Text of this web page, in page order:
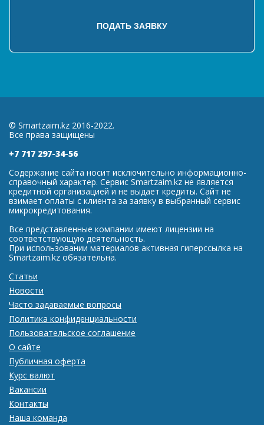
© Smartzaim.kz 2016-2022.
Все права защищены
+7 717 297-34-56
Содержание сайта носит исключительно информационно-
справочный характер. Сервис Smartzaim.kz не является
кредитной организацией и не выдает кредиты. Сайт не
взимает оплаты с клиента за заявку в выбранный сервис
микрокредитования.
Все представленные компании имеют лицензии на
соответствующую деятельность.
При использовании материалов активная гиперссылка на
Smartzaim.kz обязательна.
Статьи
Новости
Часто задаваемые вопросы
Политика конфиденциальности
Пользовательское соглашение
О сайте
Публичная оферта
Курс валют
Вакансии
Контакты
Наша команда